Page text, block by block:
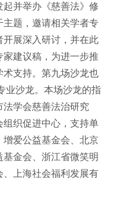
并举办《慈善法》修
题，邀请相关学者专
开展深入研讨，并在此
建议稿，为进一步推
支持。第九场沙龙也
业沙龙。本场沙龙的指
学会慈善法治研究
织促进中心，支持单
爱公益基金会、北京
金会、浙江省微笑明
、上海社会福利发展有